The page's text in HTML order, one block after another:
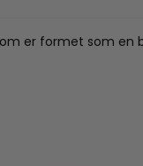
er formet som en